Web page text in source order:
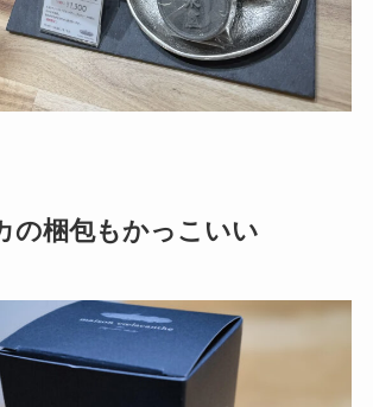
の梱包もかっこいい